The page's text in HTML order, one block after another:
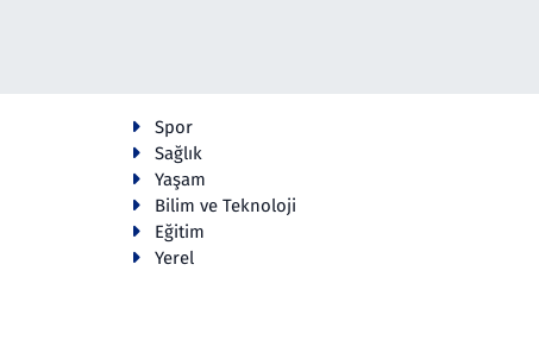
Spor
Sağlık
Yaşam
Bilim ve Teknoloji
Eğitim
Yerel